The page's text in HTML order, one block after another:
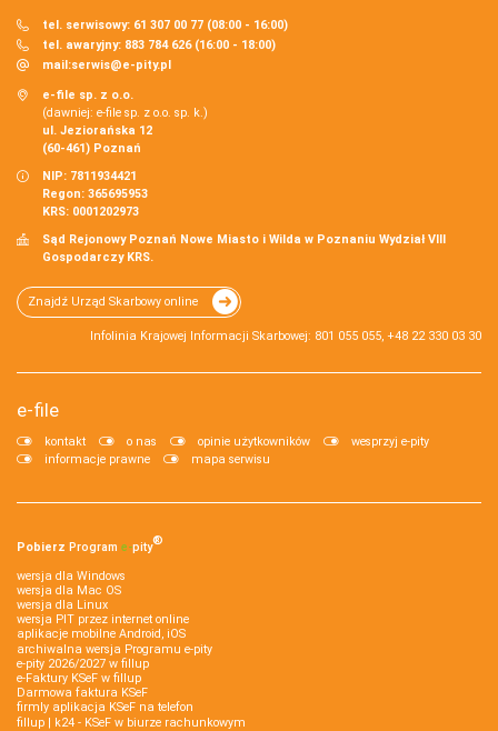
tel. serwisowy: 61 307 00 77 (08:00 - 16:00)
tel. awaryjny: 883 784 626 (16:00 - 18:00)
mail:serwis@e-pity.pl
e-file sp. z o.o.
(dawniej: e-file sp. z o.o. sp. k.)
ul. Jeziorańska 12
(60-461) Poznań
NIP: 7811934421
Regon: 365695953
KRS: 0001202973
Sąd Rejonowy Poznań Nowe Miasto i Wilda w Poznaniu Wydział VIII
Gospodarczy KRS.
Znajdź Urząd Skarbowy online
Infolinia Krajowej Informacji Skarbowej: 801 055 055, +48 22 330 03 30
e-file
kontakt o nas opinie użytkowników
wesprzyj e-pity
informacje prawne
mapa serwisu
Pobierz Program e‑pity®
wersja dla Windows
wersja dla Mac OS
wersja dla Linux
wersja PIT przez internet online
aplikacje mobilne Android, iOS
archiwalna wersja Programu e-pity
e-pity 2026/2027 w fillup
e‑Faktury KSeF w fillup
Darmowa faktura KSeF
firmly aplikacja KSeF na telefon
fillup | k24 - KSeF w biurze rachunkowym